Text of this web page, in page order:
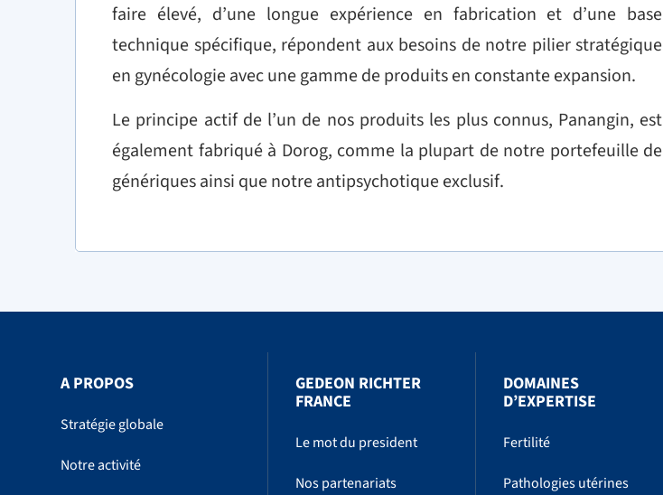
faire élevé, d’une longue expérience en fabrication et d’une base
technique spécifique, répondent aux besoins de notre pilier stratégique
en gynécologie avec une gamme de produits en constante expansion.
Le principe actif de l’un de nos produits les plus connus, Panangin, est
également fabriqué à Dorog, comme la plupart de notre portefeuille de
génériques ainsi que notre antipsychotique exclusif.
A PROPOS
Stratégie globale
Notre activité
GEDEON RICHTER
FRANCE
Le mot du president
Nos partenariats
DOMAINES
D’EXPERTISE
Fertilité
Pathologies utérines